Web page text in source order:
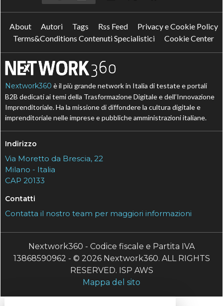
About Autori Tags Rss Feed
Privacy e Cookie Policy
Terms&Conditions Contenuti Specialistici
Cookie Center
Nextwork360 è il più grande network in Italia di testate e portali
B2B dedicati ai temi della Trasformazione Digitale e dell’Innovazione
Imprenditoriale. Ha la missione di diffondere la cultura digitale e
imprenditoriale nelle imprese e pubbliche amministrazioni italiane.
Indirizzo
Via Moretto da Brescia, 22
Milano - Italia
CAP 20133
Contatti
Contatta il nostro team per maggiori informazioni
Nextwork360 - Codice fiscale e Partita IVA
13868590962 - © 2026 Nextwork360. ALL RIGHTS
RESERVED. ISP AWS
Mappa del sito